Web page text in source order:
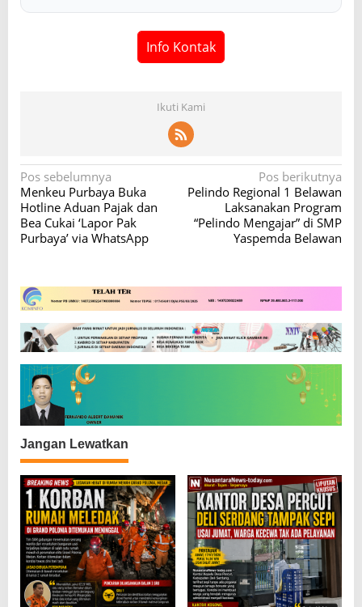
Info Kontak
Ikuti Kami
N
a
v
i
a
s
i
p
o
s
Pos sebelumnya
Menkeu Purbaya Buka
Hotline Aduan Pajak dan
Bea Cukai ‘Lapor Pak
Purbaya’ via WhatsApp
Pos berikutnya
Pelindo Regional 1 Belawan
Laksanakan Program
“Pelindo Mengajar” di SMP
Yaspemda Belawan
Jangan Lewatkan